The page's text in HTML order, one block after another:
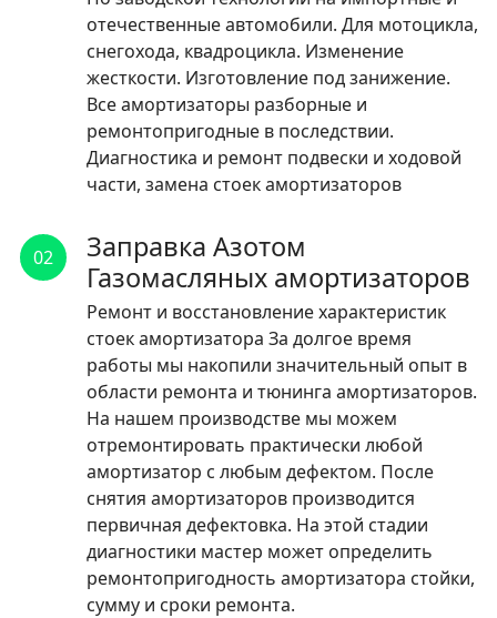
ЧИТАТЬ
отечественные автомобили. Для мотоцикла,
снегохода, квадроцикла. Изменение
жесткости. Изготовление под занижение.
Все амортизаторы разборные и
ремонтопригодные в последствии.
Диагностика и ремонт подвески и ходовой
части, замена стоек амортизаторов
02
Заправка Азотом
Газомасляных амортизаторов
Ремонт и восстановление характеристик
стоек амортизатора За долгое время
работы мы накопили значительный опыт в
области ремонта и тюнинга амортизаторов.
На нашем производстве мы можем
отремонтировать практически любой
амортизатор с любым дефектом. После
снятия амортизаторов производится
первичная дефектовка. На этой стадии
диагностики мастер может определить
ремонтопригодность амортизатора стойки,
сумму и сроки ремонта.